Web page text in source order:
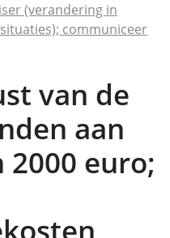
(verandering in
communiceer
van de
aan
euro;